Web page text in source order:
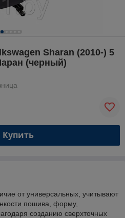
Sharan (2010-) 5
(черный)
Купить
от универсальных, учитывают
пошива, форму,
созданию сверхточных